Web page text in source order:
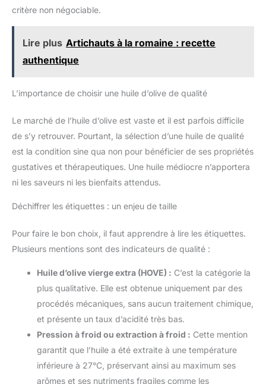
critère non négociable.
Lire plus Artichauts à la romaine : recette
authentique
L’importance de choisir une huile d’olive de qualité
Le marché de l’huile d’olive est vaste et il est parfois difficile
de s’y retrouver. Pourtant, la sélection d’une huile de qualité
est la condition sine qua non pour bénéficier de ses propriétés
gustatives et thérapeutiques. Une huile médiocre n’apportera
ni les saveurs ni les bienfaits attendus.
Déchiffrer les étiquettes : un enjeu de taille
Pour faire le bon choix, il faut apprendre à lire les étiquettes.
Plusieurs mentions sont des indicateurs de qualité :
Huile d’olive vierge extra (HOVE) : C’est la catégorie la
plus qualitative. Elle est obtenue uniquement par des
procédés mécaniques, sans aucun traitement chimique,
et présente un taux d’acidité très bas.
Pression à froid ou extraction à froid : Cette mention
garantit que l’huile a été extraite à une température
inférieure à 27°C, préservant ainsi au maximum ses
arômes et ses nutriments fragiles comme les